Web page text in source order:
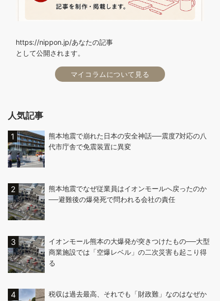
https://nippon.jp/あなたの記事
として公開されます。
マイコラムについて見る
人気記事
熊本地震で崩れた日本の安全神話──震度7対応の八
代市庁舎で免震装置に異変
熊本地震でなぜ従業員はイオンモールへ戻ったのか
──避難後の爆発死で問われる会社の責任
イオンモール熊本の大爆発が突きつけたもの──大型
商業施設では「空爆レベル」の二次災害も起こり得
る
税収は過去最高、それでも「財政難」なのはなぜか